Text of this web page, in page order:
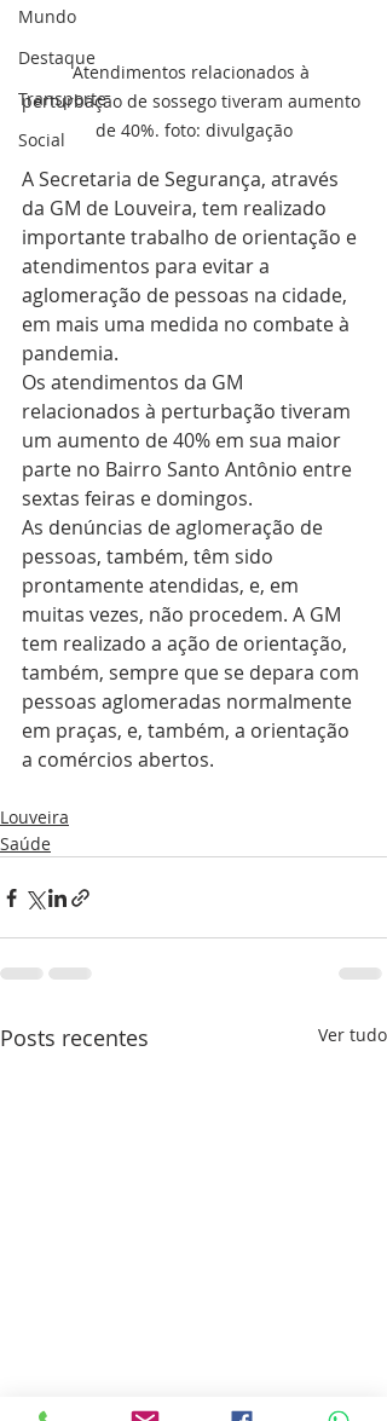
Mundo
Destaque
Transporte
Social
Atendimentos relacionados à
perturbação de sossego tiveram aumento
de 40%. foto: divulgação
A Secretaria de Segurança, através
da GM de Louveira, tem realizado
importante trabalho de orientação e
atendimentos para evitar a
aglomeração de pessoas na cidade,
em mais uma medida no combate à
pandemia.
Os atendimentos da GM
relacionados à perturbação tiveram
um aumento de 40% em sua maior
parte no Bairro Santo Antônio entre
sextas feiras e domingos.
As denúncias de aglomeração de
pessoas, também, têm sido
prontamente atendidas, e, em
muitas vezes, não procedem. A GM
tem realizado a ação de orientação,
também, sempre que se depara com
pessoas aglomeradas normalmente
em praças, e, também, a orientação
a comércios abertos.
Louveira
Saúde
Posts recentes Ver tudo